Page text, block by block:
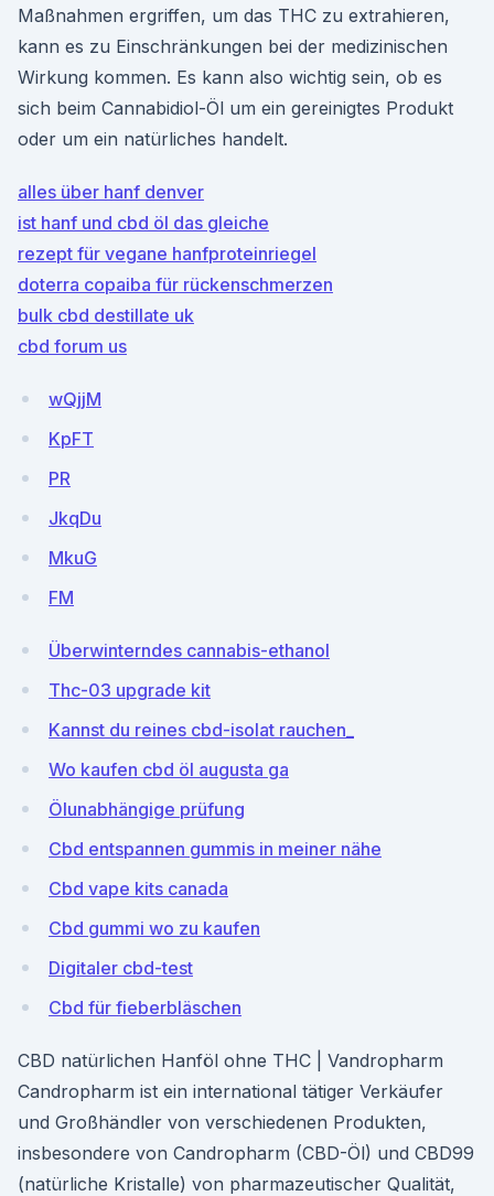
Maßnahmen ergriffen, um das THC zu extrahieren,
kann es zu Einschränkungen bei der medizinischen
Wirkung kommen. Es kann also wichtig sein, ob es
sich beim Cannabidiol-Öl um ein gereinigtes Produkt
oder um ein natürliches handelt.
alles über hanf denver
ist hanf und cbd öl das gleiche
rezept für vegane hanfproteinriegel
doterra copaiba für rückenschmerzen
bulk cbd destillate uk
cbd forum us
wQjjM
KpFT
PR
JkqDu
MkuG
FM
Überwinterndes cannabis-ethanol
Thc-03 upgrade kit
Kannst du reines cbd-isolat rauchen_
Wo kaufen cbd öl augusta ga
Ölunabhängige prüfung
Cbd entspannen gummis in meiner nähe
Cbd vape kits canada
Cbd gummi wo zu kaufen
Digitaler cbd-test
Cbd für fieberbläschen
CBD natürlichen Hanföl ohne THC | Vandropharm
Candropharm ist ein international tätiger Verkäufer
und Großhändler von verschiedenen Produkten,
insbesondere von Candropharm (CBD-Öl) und CBD99
(natürliche Kristalle) von pharmazeutischer Qualität,